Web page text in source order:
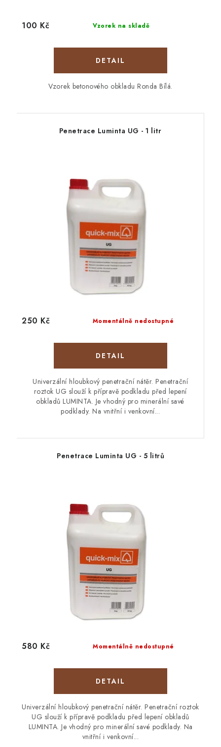
Vzorek na skladě
100 Kč
Vzorek betonového obkladu Ronda Bílá.
Penetrace Luminta UG - 1 litr
Momentálně nedostupné
250 Kč
Univerzální hloubkový penetrační nátěr. Penetrační
roztok UG slouží k přípravě podkladu před lepení
obkladů LUMINTA. Je vhodný pro minerální savé
podklady. Na vnitřní i venkovní...
Penetrace Luminta UG - 5 litrů
Momentálně nedostupné
580 Kč
Univerzální hloubkový penetrační nátěr. Penetrační roztok
UG slouží k přípravě podkladu před lepení obkladů
LUMINTA. Je vhodný pro minerální savé podklady. Na
vnitřní i venkovní...